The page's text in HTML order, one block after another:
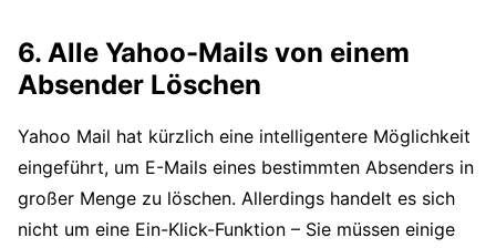
6. Alle Yahoo-Mails von einem
Absender Löschen
Yahoo Mail hat kürzlich eine intelligentere Möglichkeit
eingeführt, um E-Mails eines bestimmten Absenders in
großer Menge zu löschen. Allerdings handelt es sich
nicht um eine Ein-Klick-Funktion – Sie müssen einige